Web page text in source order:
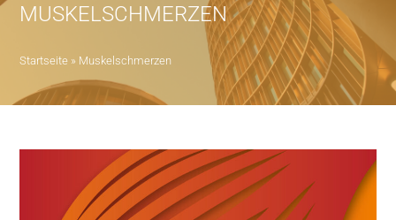
MUSKELSCHMERZEN
Startseite » Muskelschmerzen